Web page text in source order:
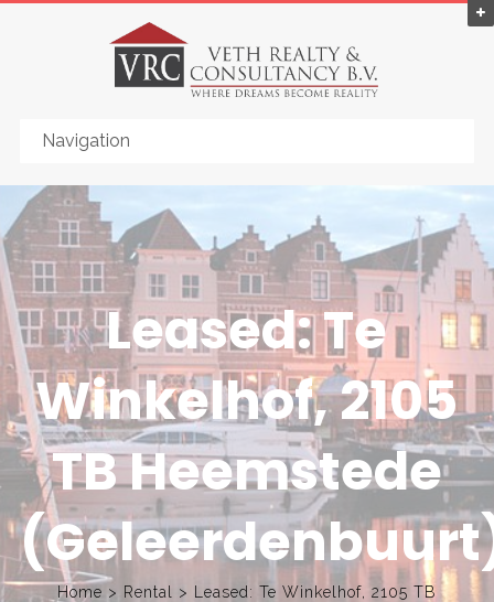
Leased: Te
Winkelhof, 2105
TB Heemstede
Home > Rental >
Leased: Te Winkelhof, 2105 TB